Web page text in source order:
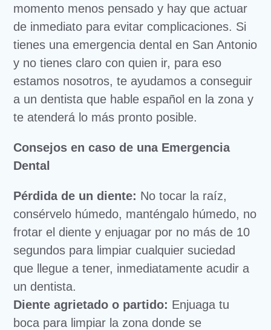
momento menos pensado y hay que actuar
de inmediato para evitar complicaciones. Si
tienes una emergencia dental en San Antonio
y no tienes claro con quien ir, para eso
estamos nosotros, te ayudamos a conseguir
a un dentista que hable español en la zona y
te atenderá lo más pronto posible.
Consejos en caso de una Emergencia
Dental
Pérdida de un diente: No tocar la raíz,
consérvelo húmedo, manténgalo húmedo, no
frotar el diente y enjuagar por no más de 10
segundos para limpiar cualquier suciedad
que llegue a tener, inmediatamente acudir a
un dentista.
Diente agrietado o partido: Enjuaga tu
boca para limpiar la zona donde se